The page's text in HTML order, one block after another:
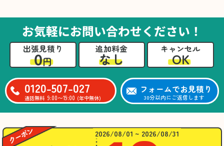
るのは難しかったと思います」との温かいお言
葉をいただきました。遺品整理という心の負担
が大きい作業において、少しでもA様の力にな
れたことをスタッフ一同嬉しく思います。
お気軽にお問い合わせください！
出張見積り
0円
追加料金
なし
キャンセル
OK
0120-507-027
通話無料 9:00〜19:00 (年中無休)
フォームでお見積り
30分以内にご返信します
2026/08/01 ~ 2026/08/31